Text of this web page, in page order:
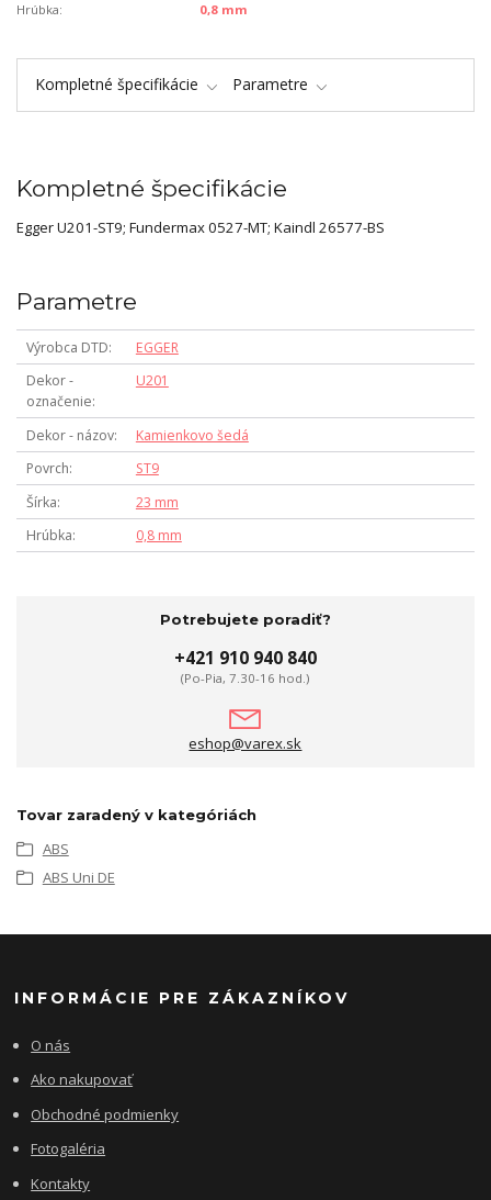
Hrúbka:
0,8 mm
Kompletné špecifikácie Parametre
Kompletné špecifikácie
Egger U201-ST9; Fundermax 0527-MT; Kaindl 26577-BS
Parametre
Výrobca DTD
EGGER
Dekor -
označenie
U201
Dekor - názov
Kamienkovo šedá
Povrch
ST9
Šírka
23 mm
Hrúbka
0,8 mm
Potrebujete poradiť?
+421 910 940 840
(Po-Pia, 7.30-16 hod.)
eshop@varex.sk
Tovar zaradený v kategóriách
ABS
ABS Uni DE
INFORMÁCIE PRE ZÁKAZNÍKOV
O nás
Ako nakupovať
Obchodné podmienky
Fotogaléria
Kontakty